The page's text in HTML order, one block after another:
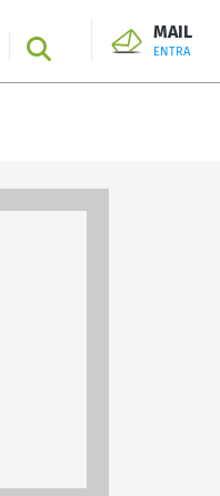
SEARCH
MAIL
ENTRA